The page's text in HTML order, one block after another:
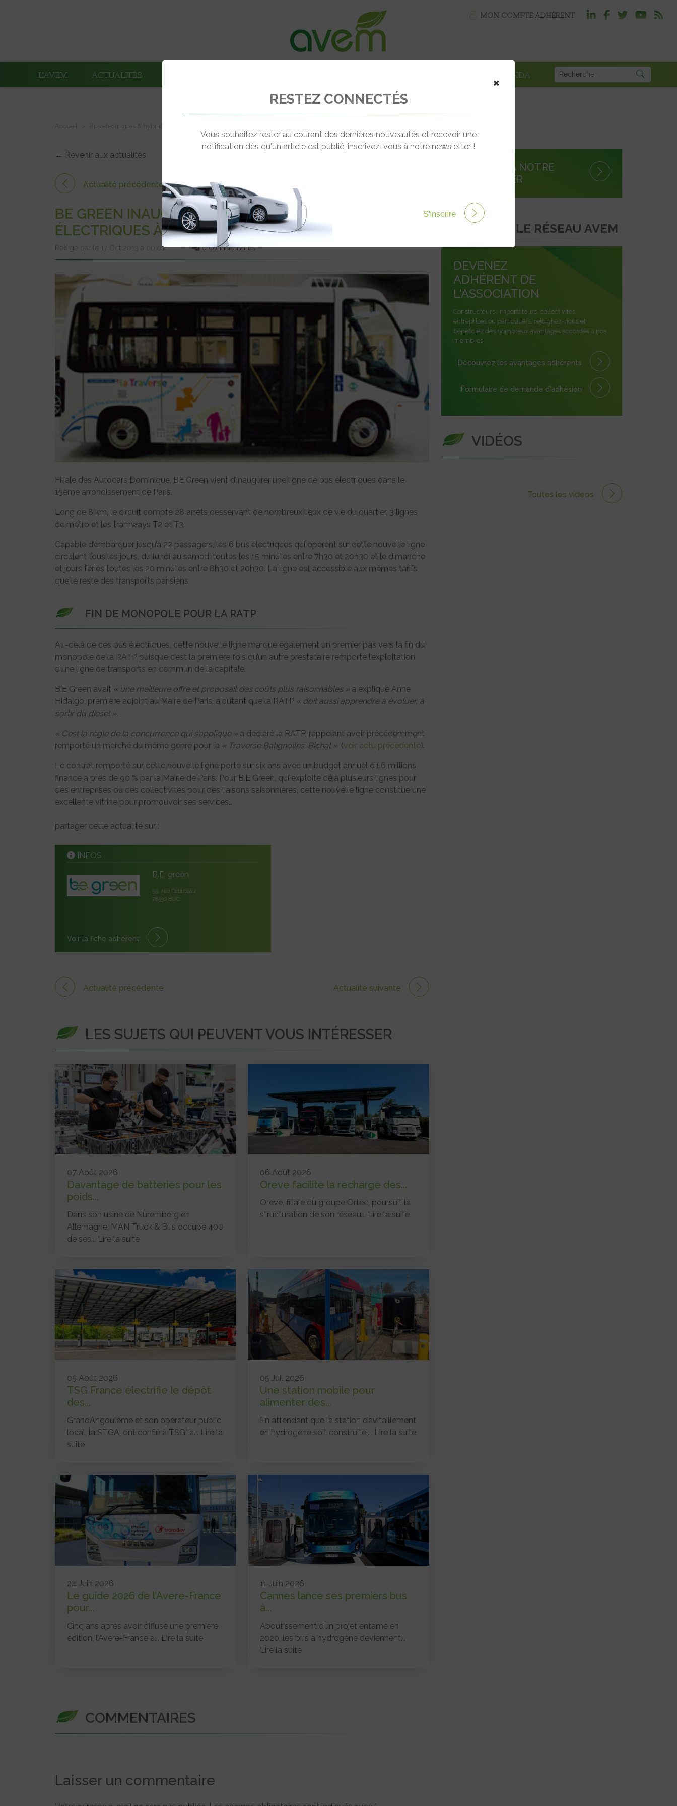
MON COMPTE ADHÉRENT
L’AVEM ACTUALITÉS AGENDA
← Revenir aux actualités
Actualité précédente
BE GREEN INAUGURE UNE NOUVELLE LIGNE DE BUS
ÉLECTRIQUES À PARIS
Rédigé par le 17 Oct 2013 à 00:00 0 commentaires
Filiale des Autocars Dominique, BE Green vient d’inaugurer une ligne de bus électriques dans le
15ème arrondissement de Paris.
Long de 8 km, le circuit compte 28 arrêts desservant de nombreux lieux de vie du quartier, 3 lignes
de métro et les tramways T2 et T3.
Capable d’embarquer jusqu’à 22 passagers, les 6 bus électriques qui opèrent sur cette nouvelle ligne
circulent tous les jours, du lundi au samedi toutes les 15 minutes entre 7h30 et 20h30 et le dimanche
et jours fériés toutes les 20 minutes entre 8h30 et 20h30. La ligne est accessible aux mêmes tarifs
que le reste des transports parisiens.
FIN DE MONOPOLE POUR LA RATP
Au-delà de ces bus électriques, cette nouvelle ligne marque également un premier pas vers la fin du
monopole de la RATP puisque c’est la première fois qu’un autre prestataire remporte l’exploitation
d’une ligne de transports en commun de la capitale.
B.E Green avait « une meilleure offre et proposait des coûts plus raisonnables » a expliqué Anne
Hidalgo, première adjoint au Maire de Paris, ajoutant que la RATP « doit aussi apprendre à évoluer, à
sortir du diesel ».
« C’est la règle de la concurrence qui s’applique » a déclaré la RATP, rappelant avoir précédemment
remporté un marché du même genre pour la « Traverse Batignolles-Bichat ». (voir actu précédente).
Le contrat remporté sur cette nouvelle ligne porte sur six ans avec un budget annuel d’1.6 millions
financé à près de 90 % par la Mairie de Paris. Pour B.E Green, qui exploite déjà plusieurs lignes pour
des entreprises ou des collectivités pour des liaisons saisonnières, cette nouvelle ligne constitue une
excellente vitrine pour promouvoir ses services…
partager cette actualité sur :
INFOS
B.E. green
55, rue Tabuteau
78530 BUC
Voir la fiche adhérent
Actualité précédente Actualité suivante
LES SUJETS QUI PEUVENT VOUS INTÉRESSER
07 Août 2026
Davantage de batteries pour les
poids...
Dans son usine de Nuremberg en
Allemagne, MAN Truck & Bus occupe 400
de ses... Lire la suite
06 Août 2026
Oreve facilite la recharge des...
Oreve, filiale du groupe Ortec, poursuit la
structuration de son réseau... Lire la suite
05 Août 2026
TSG France électrifie le dépôt
des...
GrandAngoulême et son opérateur public
local, la STGA, ont confié à TSG la... Lire la
suite
05 Juil 2026
Une station mobile pour
alimenter des...
En attendant que la station d’avitaillement
en hydrogène soit construite,... Lire la suite
24 Juin 2026
Le guide 2026 de l’Avere-France
pour...
Cinq ans après avoir diffusé une première
édition, l’Avere-France a... Lire la suite
11 Juin 2026
Cannes lance ses premiers bus
à...
Aboutissement d’un projet entamé en
2020, les bus à hydrogène deviennent...
Lire la suite
COMMENTAIRES
Laisser un commentaire
S'INSCRIRE À NOTRE
NEWSLETTER
REJOINDRE LE RÉSEAU AVEM
DEVENEZ
ADHÉRENT DE
L'ASSOCIATION
Constructeurs, importateurs, collectivités,
entreprises ou particuliers, rejoignez-nous et
bénéficiez des nombreux avantages accordés à nos
membres.
Découvrez les avantages adhérents
Formulaire de demande d'adhésion
VIDÉOS
Toutes les vidéos
×
RESTEZ CONNECTÉS
Vous souhaitez rester au courant des dernières nouveautés et recevoir une
notification dès qu'un article est publié, inscrivez-vous à notre newsletter !
S'inscrire